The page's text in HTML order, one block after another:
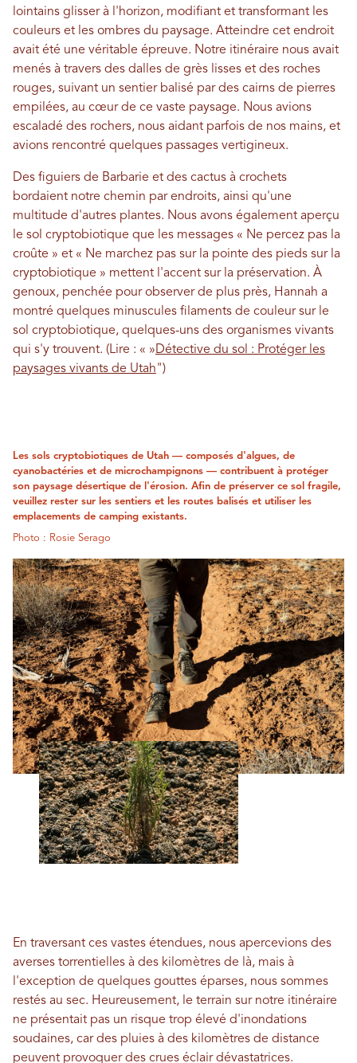
lointains glisser à l'horizon, modifiant et transformant les
couleurs et les ombres du paysage. Atteindre cet endroit
avait été une véritable épreuve. Notre itinéraire nous avait
menés à travers des dalles de grès lisses et des roches
rouges, suivant un sentier balisé par des cairns de pierres
empilées, au cœur de ce vaste paysage. Nous avions
escaladé des rochers, nous aidant parfois de nos mains, et
avions rencontré quelques passages vertigineux.
Des figuiers de Barbarie et des cactus à crochets
bordaient notre chemin par endroits, ainsi qu'une
multitude d'autres plantes. Nous avons également aperçu
le sol cryptobiotique que les messages « Ne percez pas la
croûte » et « Ne marchez pas sur la pointe des pieds sur la
cryptobiotique » mettent l'accent sur la préservation. À
genoux, penchée pour observer de plus près, Hannah a
montré quelques minuscules filaments de couleur sur le
sol cryptobiotique, quelques-uns des organismes vivants
qui s'y trouvent. (Lire : « »Détective du sol : Protéger les
paysages vivants de Utah")
Les sols cryptobiotiques de Utah — composés d'algues, de
cyanobactéries et de microchampignons — contribuent à protéger
son paysage désertique de l'érosion. Afin de préserver ce sol fragile,
veuillez rester sur les sentiers et les routes balisés et utiliser les
emplacements de camping existants.
Photo : Rosie Serago
En traversant ces vastes étendues, nous apercevions des
averses torrentielles à des kilomètres de là, mais à
l'exception de quelques gouttes éparses, nous sommes
restés au sec. Heureusement, le terrain sur notre itinéraire
ne présentait pas un risque trop élevé d'inondations
soudaines, car des pluies à des kilomètres de distance
peuvent provoquer des crues éclair dévastatrices.